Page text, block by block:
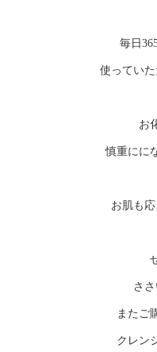
毎日
使ってい
お
慎重にに
お肌も
さ
またご
クレン